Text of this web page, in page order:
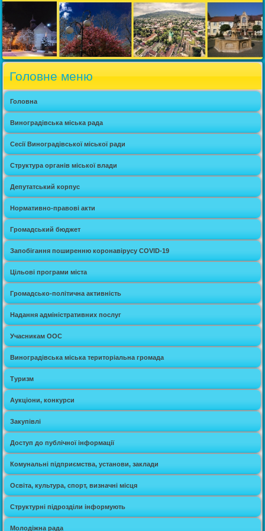
Головне меню
Головна
Виноградівська міська рада
Сесії Виноградівської міської ради
Структура органів міської влади
Депутатський корпус
Нормативно-правові акти
Громадський бюджет
Запобігання поширенню коронавірусу COVID-19
Цільові програми міста
Громадсько-політична активність
Надання адміністративних послуг
Учасникам ООС
Виноградівська міська територіальна громада
Туризм
Аукціони, конкурси
Закупівлі
Доступ до публічної інформації
Комунальні підприємства, установи, заклади
Освіта, культура, спорт, визначні місця
Структурні підрозділи інформують
Молодіжна рада